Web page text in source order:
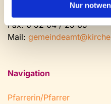
Nur
Fax: 0 52 04 / 25 65
Mail:
Navigation
Pfarrerin/Pfarrer